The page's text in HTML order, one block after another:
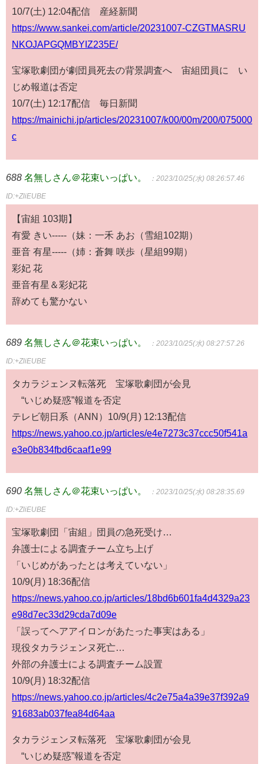
10/7(土) 12:04配信 産経新聞
https://www.sankei.com/article/20231007-CZGTMASRU
NKOJAPGQMBYIZ235E/
宝塚歌劇団が劇団員死去の背景調査へ 宙組団員に い
じめ報道は否定
10/7(土) 12:17配信 毎日新聞
https://mainichi.jp/articles/20231007/k00/00m/200/075000
c
688 名無しさん＠花束いっぱい。 ：2023/10/25(水) 08:26:57.46
ID:+ZliEUBE
【宙組 103期】
有愛 きい-----（妹：一禾 あお（雪組102期）
亜音 有星-----（姉：蒼舞 咲歩（星組99期）
彩妃 花
亜音有星＆彩妃花
辞めても驚かない
689 名無しさん＠花束いっぱい。 ：2023/10/25(水) 08:27:57.26
ID:+ZliEUBE
タカラジェンヌ転落死 宝塚歌劇団が会見
“いじめ疑惑”報道を否定
テレビ朝日系（ANN）10/9(月) 12:13配信
https://news.yahoo.co.jp/articles/e4e7273c37ccc50f541a
e3e0b834fbd6caaf1e99
690 名無しさん＠花束いっぱい。 ：2023/10/25(水) 08:28:35.69
ID:+ZliEUBE
宝塚歌劇団「宙組」団員の急死受け…
弁護士による調査チーム立ち上げ
「いじめがあったとは考えていない」
10/9(月) 18:36配信
https://news.yahoo.co.jp/articles/18bd6b601fa4d4329a23
e98d7ec33d29cda7d09e
「誤ってヘアアイロンがあたった事実はある」
現役タカラジェンヌ死亡…
外部の弁護士による調査チーム設置
10/9(月) 18:32配信
https://news.yahoo.co.jp/articles/4c2e75a4a39e37f392a9
91683ab037fea84d64aa
タカラジェンヌ転落死 宝塚歌劇団が会見
“いじめ疑惑”報道を否定